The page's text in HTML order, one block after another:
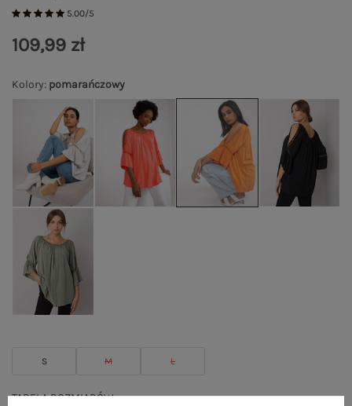
5.00/5
Kolory: pomarańczowy
S M L
TABELA ROZMIARÓW
109,99 zł